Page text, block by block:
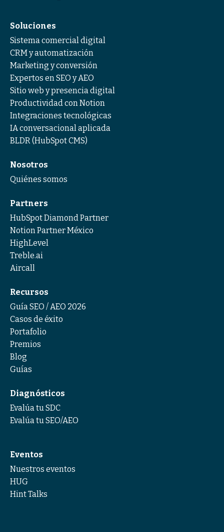
Soluciones
Sistema comercial digital
CRM y automatización
Marketing y conversión
Expertos en SEO y AEO
Sitio web y presencia digital
Productividad con Notion
Integraciones tecnológicas
IA conversacional aplicada
BLDR (HubSpot CMS)
Nosotros
Quiénes somos
Partners
HubSpot Diamond Partner
Notion Partner México
HighLevel
Treble.ai
Aircall
Recursos
Guía SEO / AEO 2026
Casos de éxito
Portafolio
Premios
Blog
Guías
Diagnósticos
Evalúa tu SDC
Evalúa tu SEO/AEO
Eventos
Nuestros eventos
HUG
Hint Talks